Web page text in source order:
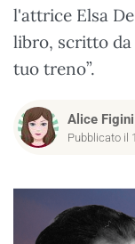
l'attrice Elsa
libro, scritto
tuo treno”.
Alice Figini
Pubblicato il